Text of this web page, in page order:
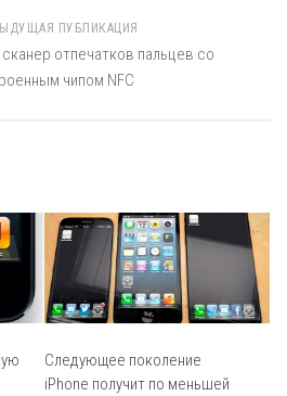
ПУБЛИКАЦИЯ
отпечатков пальцев со
чипом NFC
Следующее поколение
iPhone получит по меньшей